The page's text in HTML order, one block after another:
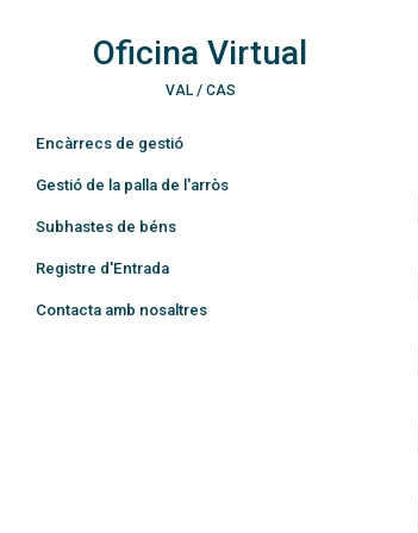
Oficina Virtual
VAL/ CAS
Encàrrecs de gestió
Gestió de la palla de l'arròs
Subhastes de béns
Registre d'Entrada
Contacta amb nosaltres